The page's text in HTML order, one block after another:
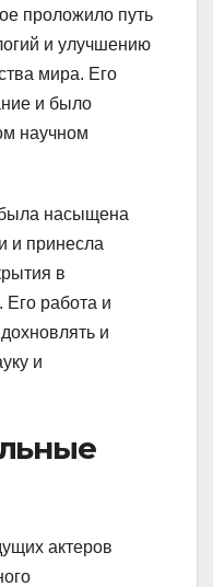
проложило путь
и улучшению
мира. Его
и было
научном
насыщена
и принесла
в
Его работа и
и
и
актеров